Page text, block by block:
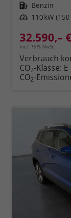
Kraftstoff Benzin
Leistung 110 kW (150
32.590,– €
incl. 19% MwSt.
Verbrauch
CO2-Klasse: E
CO2-